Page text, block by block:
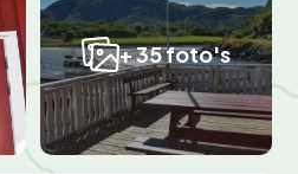
+ 35 foto's